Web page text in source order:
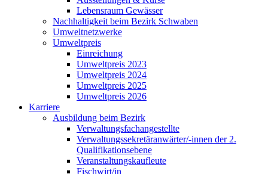
Lebensraum Gewässer
Nachhaltigkeit beim Bezirk Schwaben
Umweltnetzwerke
Umweltpreis
Einreichung
Umweltpreis 2023
Umweltpreis 2024
Umweltpreis 2025
Umweltpreis 2026
Karriere
Ausbildung beim Bezirk
Verwaltungsfachangestellte
Verwaltungssekretäranwärter/-innen der 2.
Qualifikationsebene
Veranstaltungskaufleute
Fischwirt/in